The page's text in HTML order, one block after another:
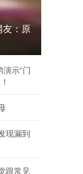
友：原
演示“门
现漏到
跟常见